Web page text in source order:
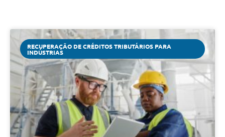
RECUPERAÇÃO DE CRÉDITOS TRIBUTÁRIOS PARA
INDÚSTRIAS